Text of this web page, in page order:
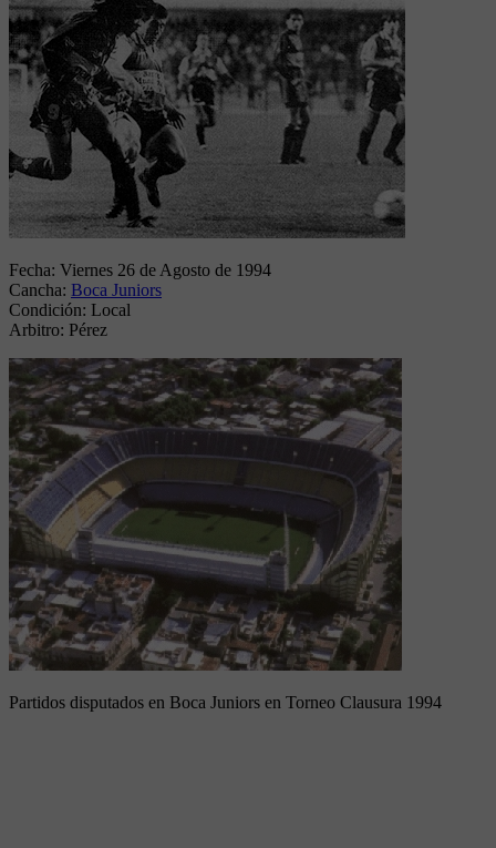
Fecha: Viernes 26 de Agosto de 1994
Cancha: Boca Juniors
Condición: Local
Arbitro: Pérez
Partidos disputados en Boca Juniors en Torneo Clausura 1994